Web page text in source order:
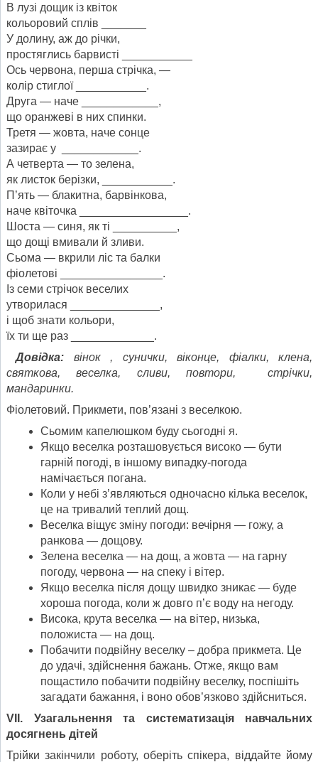
В лузі дощик із квіток
кольоровий сплів _______
У долину, аж до річки,
простяглись барвисті ___________
Ось червона, перша стрічка, —
колір стиглої ___________.
Друга — наче ____________,
що оранжеві в них спинки.
Третя — жовта, наче сонце
зазирає у ____________.
А четверта — то зелена,
як листок берізки, ___________.
П’ять — блакитна, барвінкова,
наче квіточка _________________.
Шоста — синя, як ті __________,
що дощі вмивали й зливи.
Сьома — вкрили ліс та балки
фіолетові ________________.
Із семи стрічок веселих
утворилася ______________,
і щоб знати кольори,
їх ти ще раз _____________.
Довідка: вінок , сунички, віконце, фіалки, клена,
святкова, веселка, сливи, повтори, стрічки,
мандаринки.
Фіолетовий. Прикмети, пов’язані з веселкою.
Сьомим капелюшком буду сьогодні я.
Якщо веселка розташовується високо — бути
гарній погоді, в іншому випадку-погода
намічається погана.
Коли у небі з’являються одночасно кілька веселок,
це на тривалий теплий дощ.
Веселка віщує зміну погоди: вечірня — гожу, а
ранкова — дощову.
Зелена веселка — на дощ, а жовта — на гарну
погоду, червона — на спеку і вітер.
Якщо веселка після дощу швидко зникає — буде
хороша погода, коли ж довго п’є воду на негоду.
Висока, крута веселка — на вітер, низька,
положиста — на дощ.
Побачити подвійну веселку – добра прикмета. Це
до удачі, здійснення бажань. Отже, якщо вам
пощастило побачити подвійну веселку, поспішіть
загадати бажання, і воно обов’язково здійсниться.
V ІІ. Узагальнення та систематизація навчальних
досягнень дітей
Трійки закінчили роботу, оберіть спікера, віддайте йому